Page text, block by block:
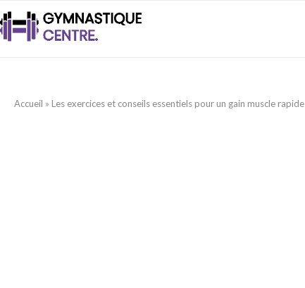
Accueil » Les exercices et conseils essentiels pour un gain muscle rapide